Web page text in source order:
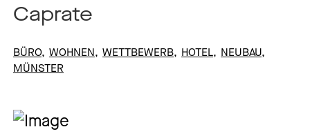
Caprate
BÜRO WOHNEN WETTBEWERB HOTEL NEUBAU
MÜNSTER